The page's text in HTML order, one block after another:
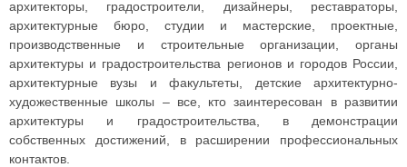
архитекторы, градостроители, дизайнеры, реставраторы,
архитектурные бюро, студии и мастерские, проектные,
производственные и строительные организации, органы
архитектуры и градостроительства регионов и городов России,
архитектурные вузы и факультеты, детские архитектурно-
художественные школы – все, кто заинтересован в развитии
архитектуры и градостроительства, в демонстрации
собственных достижений, в расширении профессиональных
контактов.